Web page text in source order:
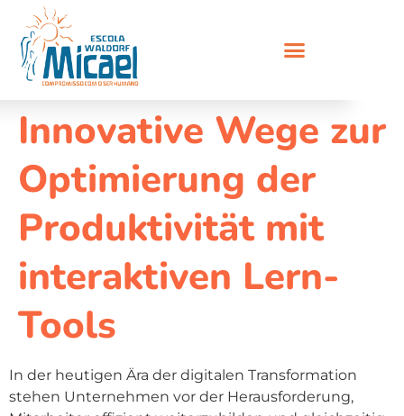
Innovative Wege zur
Optimierung der
Produktivität mit
interaktiven Lern-
Tools
In der heutigen Ära der digitalen Transformation
stehen Unternehmen vor der Herausforderung,